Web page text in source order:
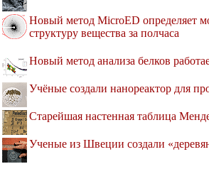
Новый метод MicroED определяет
структуру вещества за полчаса
Новый метод анализа белков
Учёные создали нанореактор для
Старейшая настенная таблица
Ученые из Швеции создали